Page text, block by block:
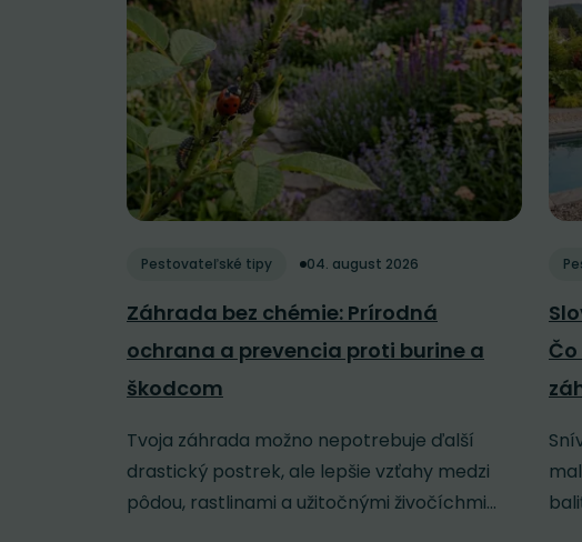
Pestovateľské tipy 04. august 2026
Záhrada bez chémie: Prírodná
ochrana a prevencia proti burine a
škodcom
Tvoja záhrada možno nepotrebuje ďalší
drastický postrek, ale lepšie vzťahy medzi
pôdou, rastlinami a užitočnými živočíchmi...